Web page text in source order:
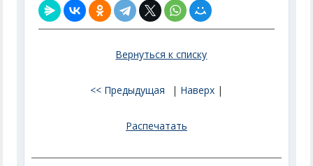
Вернуться к списку
<< Предыдущая | Наверх|
Распечатать